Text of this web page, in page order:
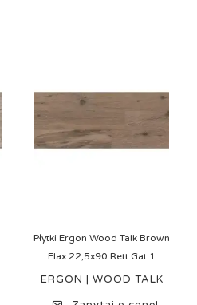
Płytki Ergon Wood Talk Brown
Flax 22,5x90 Rett.Gat.1
ERGON | WOOD TALK